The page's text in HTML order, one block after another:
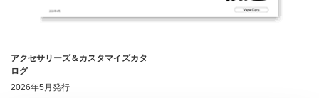
アクセサリーズ＆カスタマイズカタ
ログ
2026年5月発行